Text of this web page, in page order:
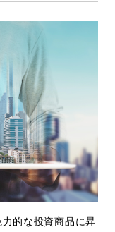
的な投資商品に昇